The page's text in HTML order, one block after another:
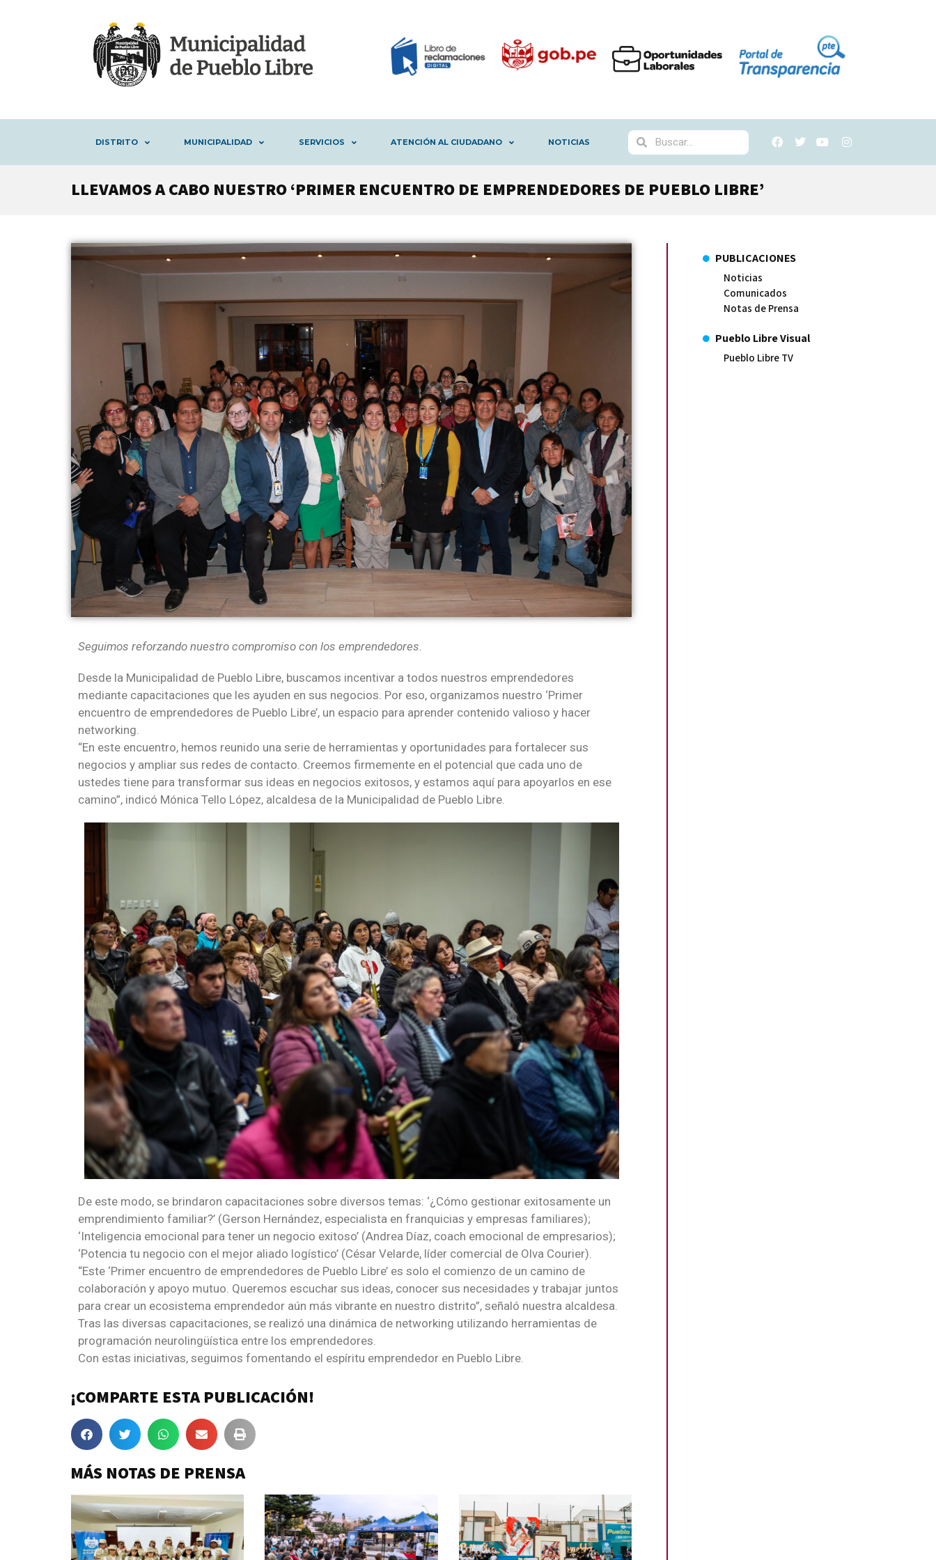
DISTRITO MUNICIPALIDAD SERVICIOS ATENCIÓN AL CIUDADANO NOTICIAS
LLEVAMOS A CABO NUESTRO ‘PRIMER ENCUENTRO DE EMPRENDEDORES DE PUEBLO LIBRE’
Seguimos reforzando nuestro compromiso con los emprendedores.
Desde la Municipalidad de Pueblo Libre, buscamos incentivar a todos nuestros emprendedores
mediante capacitaciones que les ayuden en sus negocios. Por eso, organizamos nuestro ‘Primer
encuentro de emprendedores de Pueblo Libre’, un espacio para aprender contenido valioso y hacer
networking.
“En este encuentro, hemos reunido una serie de herramientas y oportunidades para fortalecer sus
negocios y ampliar sus redes de contacto. Creemos firmemente en el potencial que cada uno de
ustedes tiene para transformar sus ideas en negocios exitosos, y estamos aquí para apoyarlos en ese
camino”, indicó Mónica Tello López, alcaldesa de la Municipalidad de Pueblo Libre.
De este modo, se brindaron capacitaciones sobre diversos temas: ‘¿Cómo gestionar exitosamente un
emprendimiento familiar?’ (Gerson Hernández, especialista en franquicias y empresas familiares);
‘Inteligencia emocional para tener un negocio exitoso’ (Andrea Díaz, coach emocional de empresarios);
‘Potencia tu negocio con el mejor aliado logístico’ (César Velarde, líder comercial de Olva Courier).
“Este ‘Primer encuentro de emprendedores de Pueblo Libre’ es solo el comienzo de un camino de
colaboración y apoyo mutuo. Queremos escuchar sus ideas, conocer sus necesidades y trabajar juntos
para crear un ecosistema emprendedor aún más vibrante en nuestro distrito”, señaló nuestra alcaldesa.
Tras las diversas capacitaciones, se realizó una dinámica de networking utilizando herramientas de
programación neurolingüística entre los emprendedores.
Con estas iniciativas, seguimos fomentando el espíritu emprendedor en Pueblo Libre.
¡COMPARTE ESTA PUBLICACIÓN!
MÁS NOTAS DE PRENSA
PUBLICACIONES
Noticias
Comunicados
Notas de Prensa
Pueblo Libre Visual
Pueblo Libre TV